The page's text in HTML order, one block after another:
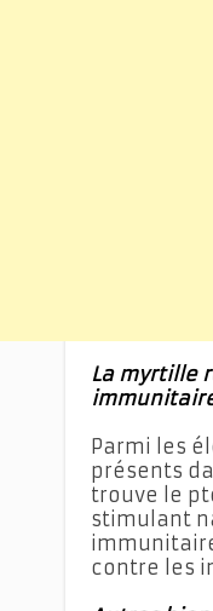
La myrtille
Parmi les
présents
trouve le
stimulant
contre les